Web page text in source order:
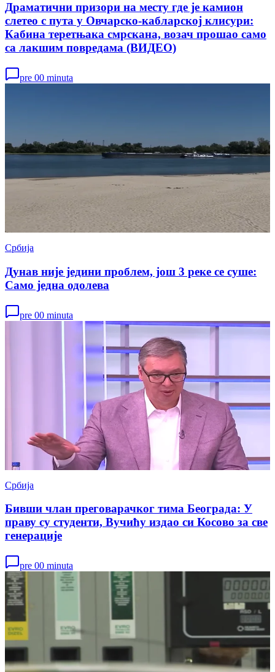
Драматични призори на месту где је камион
слетео с пута у Овчарско-кабларској клисури:
Кабина теретњака смрскана, возач прошао само
са лакшим повредама (ВИДЕО)
pre 00 minuta
Србија
Дунав није једини проблем, још 3 реке се суше:
Само једна одолева
pre 00 minuta
Србија
Бивши члан преговарачког тима Београда: У
праву су студенти, Вучићу издао си Косово за све
генерације
pre 00 minuta